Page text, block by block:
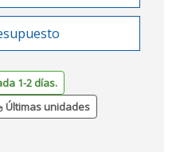
1-2 días.
Últimas unidades